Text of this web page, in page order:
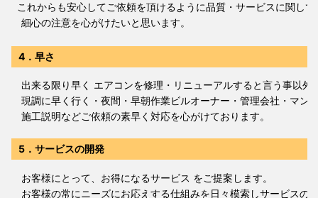
これからも安心してご依頼を頂けるように品質・サービスに関して
細心の注意を心がけたいと思います。
4．早さ
出来る限り早く エアコンを修理・リニューアルすると言う事以外
現調に早く行く・夜間・早朝作業ビルオーナー・管理会社・マン
施工説明などご依頼の素早く対応を心がけております。
5．サービスの開発
お客様にとって、お得になるサービス をご提案します。
お客様の常にニーズにお応えする仕組みを日々模索しサービスの